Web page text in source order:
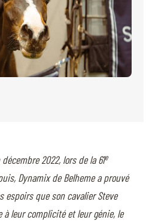
2022, lors de la 61e
Dynamix de Belheme a prouvé
que son cavalier Steve
à leur complicité et leur génie, le